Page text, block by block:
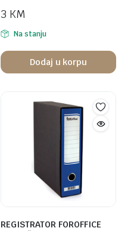
3 KM
Na stanju
Dodaj u korpu
REGISTRATOR FOROFFICE